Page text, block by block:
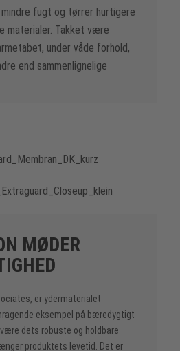
fugt og tørrer hurtigere
materialer. Takket være
under våde forhold,
end sammenlignelige
MØDER
er ydermaterialet
eksempel på bæredygtigt
dets robuste og holdbare
produktets levetid. Det er